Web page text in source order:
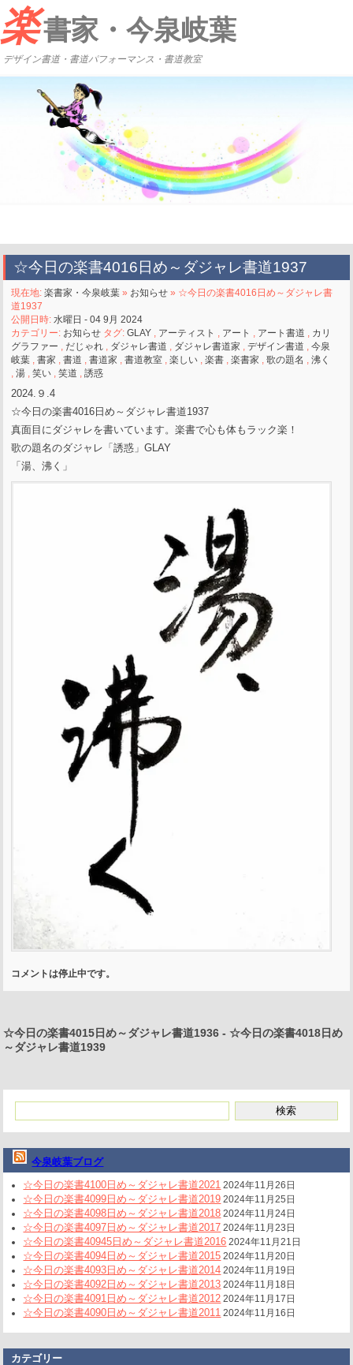
楽書家・今泉岐葉
デザイン書道・書道パフォーマンス・書道教室
☆今日の楽書4016日め～ダジャレ書道1937
現在地:楽書家・今泉岐葉 » お知らせ » ☆今日の楽書4016日め～ダジャレ書
道1937
公開日時:水曜日 - 04 9月 2024
カテゴリー: お知らせ タグ:GLAY アーティスト アート アート書道
カリ
グラファー
だじゃれ ダジャレ書道 ダジャレ書道家 ,デザイン書道 ,今泉
岐葉 ,書家 ,書道 ,書道家 ,書道教室 ,楽しい ,楽書 ,楽書家 ,歌の題名 ,沸く
,湯 ,笑い ,笑道 ,誘惑
2024.９.4
☆今日の楽書4016日め～ダジャレ書道1937
真面目にダジャレを書いています。楽書で心も体もラック楽！
歌の題名のダジャレ「誘惑」GLAY
「湯、沸く」
コメントは停止中です。
☆今日の楽書4015日め～ダジャレ書道1936 -☆今日の楽書4018日め
～ダジャレ書道1939
今泉岐葉ブログ
☆今日の楽書4100日め～ダジャレ書道2021 2024年11月26日
☆今日の楽書4099日め～ダジャレ書道2019 2024年11月25日
☆今日の楽書4098日め～ダジャレ書道2018 2024年11月24日
☆今日の楽書4097日め～ダジャレ書道2017 2024年11月23日
☆今日の楽書40945日め～ダジャレ書道2016 2024年11月21日
☆今日の楽書4094日め～ダジャレ書道2015 2024年11月20日
☆今日の楽書4093日め～ダジャレ書道2014 2024年11月19日
☆今日の楽書4092日め～ダジャレ書道2013 2024年11月18日
☆今日の楽書4091日め～ダジャレ書道2012 2024年11月17日
☆今日の楽書4090日め～ダジャレ書道2011 2024年11月16日
カテゴリー